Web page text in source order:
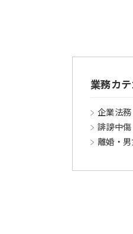
業務カ
企業法務
誹謗中傷
離婚・